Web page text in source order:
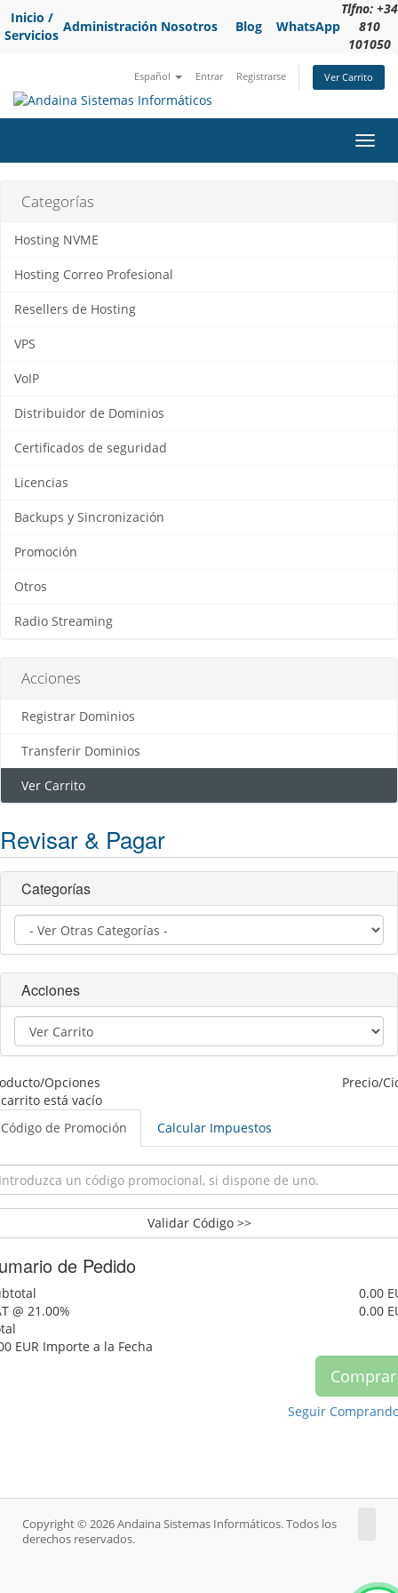
Inicio /
Servicios
Administración Nosotros Blog WhatsApp
Tlfno: +34
810
101050
Español Entrar Registrarse Ver Carrito
Categorías
Hosting NVME
Hosting Correo Profesional
Resellers de Hosting
VPS
VoIP
Distribuidor de Dominios
Certificados de seguridad
Licencias
Backups y Sincronización
Promoción
Otros
Radio Streaming
Acciones
Registrar Dominios
Transferir Dominios
Ver Carrito
Revisar & Pagar
Categorías
Acciones
Opciones
Precio/
está vacío
Código de Promoción
Calcular Impuestos
Validar Código >>
de Pedido
0.00
@ 21.00%
0.00
EUR Importe a la Fecha
Comprar
Seguir
Copyright © 2026 Andaina Sistemas Informáticos. Todos los
derechos reservados.